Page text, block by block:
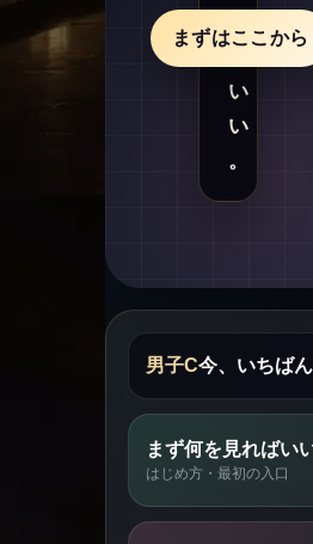
まずはここから
い
い
。
男子C今、いちば
まず何を見ればい
はじめ方・最初の入口